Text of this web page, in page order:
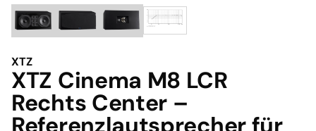
XTZ
XTZ Cinema M8 LCR
Rechts Center –